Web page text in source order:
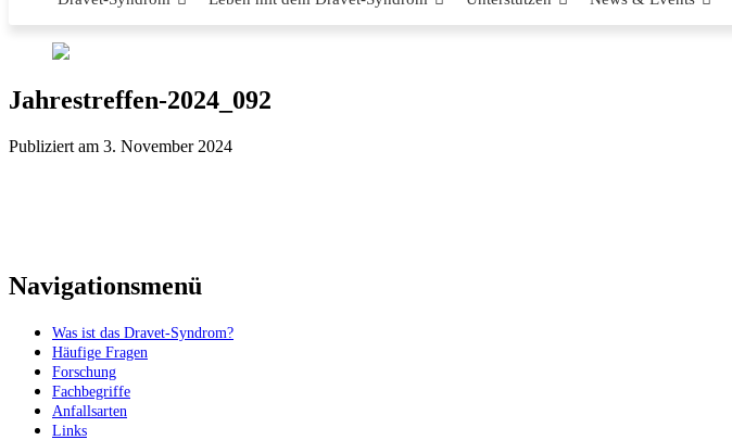
Jahrestreffen-2024_092
Publiziert am 3. November 2024
Navigationsmenü
Was ist das Dravet-Syndrom?
Häufige Fragen
Forschung
Fachbegriffe
Anfallsarten
Links